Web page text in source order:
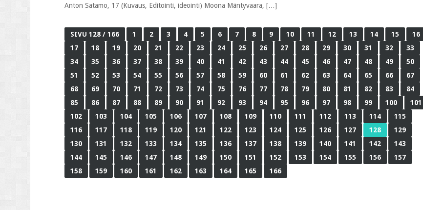
Anton Satamo, 17 (Kuvaus, Editointi, ideointi) Moona Mäntyvaara, […]
SIVU 128 / 166 1 2 3 4 5 6 7 8 9 10 11 12 13 14 15
16
17
18 19 20 21 22 23 24 25 26 27 28 29 30 31 32
33
34
35 36 37 38 39 40 41 42 43 44 45 46 47 48 49
50
51
52 53 54 55 56 57 58 59 60 61 62 63 64 65 66
67
68
69 70 71 72 73 74 75 76 77 78 79 80 81 82 83
84
85
86 87 88 89 90 91 92 93 94 95 96 97 98 99 100
101
102
103 104 105 106 107 108 109 110 111 112 113 114
115
116
117 118 119 120 121 122 123 124 125 126 127 128
129
130
131 132 133 134 135 136 137 138 139 140 141 142
143
144
145 146 147 148 149 150 151 152 153 154 155 156
157
158
159 160 161 162 163 164 165 166